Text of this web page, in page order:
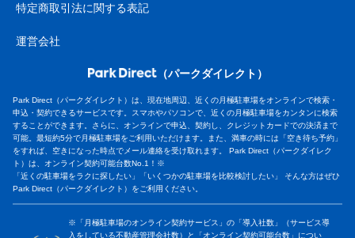
特定商取引法に関する表記
運営会社
（パークダイレクト）
Park Direct（パークダイレクト）は、現在地周辺、近くの月極駐車場をオンラインで検索・
申込・契約できるサービスです。スマホやパソコンで、近くの月極駐車場をカンタンに検索
することができます。さらに、オンラインで申込、契約し、クレジットカードでの決済まで
可能。最短約5分で月極駐車場をご利用いただけます。また、満車の時には「空き待ち予約」
をすれば、空きになった時点でメール連絡を受け取れます。 Park Direct（パークダイレク
ト）は、オンライン契約可能台数No.1！※
「近くの駐車場をラクに探したい」「いくつかの駐車場を比較検討したい」 そんな方はぜひ
Park Direct（パークダイレクト）をご利用ください。
※「月極駐車場のオンライン契約サービス」の「導入社数」（サービス導
入をしている不動産管理会社数）と「オンライン契約可能台数」につい